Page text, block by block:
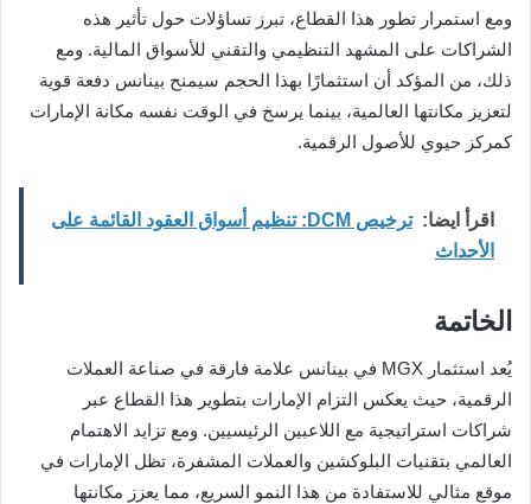
ومع استمرار تطور هذا القطاع، تبرز تساؤلات حول تأثير هذه
الشراكات على المشهد التنظيمي والتقني للأسواق المالية. ومع
ذلك، من المؤكد أن استثمارًا بهذا الحجم سيمنح بينانس دفعة قوية
لتعزيز مكانتها العالمية، بينما يرسخ في الوقت نفسه مكانة الإمارات
كمركز حيوي للأصول الرقمية.
اقرأ ايضا:
ترخيص DCM: تنظيم أسواق العقود القائمة على
الأحداث
الخاتمة
يُعد استثمار MGX في بينانس علامة فارقة في صناعة العملات
الرقمية، حيث يعكس التزام الإمارات بتطوير هذا القطاع عبر
شراكات استراتيجية مع اللاعبين الرئيسيين. ومع تزايد الاهتمام
العالمي بتقنيات البلوكشين والعملات المشفرة، تظل الإمارات في
موقع مثالي للاستفادة من هذا النمو السريع، مما يعزز مكانتها